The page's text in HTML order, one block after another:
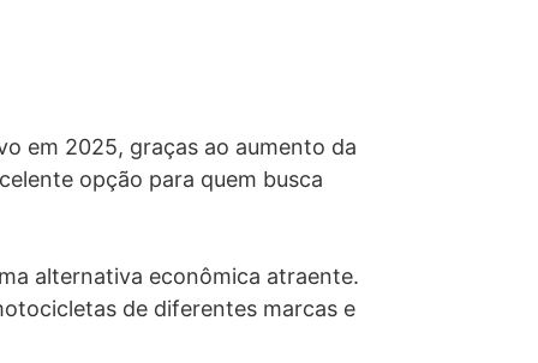
em 2025, graças ao aumento da
opção para quem busca
alternativa econômica atraente.
de diferentes marcas e